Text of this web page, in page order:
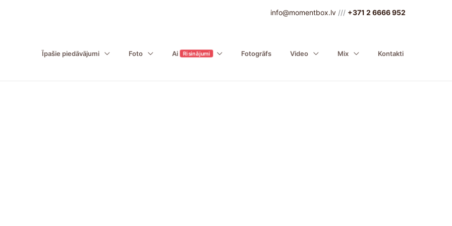
info@momentbox.lv /// +371 2 6666 952
Īpašie piedāvājumi Foto Ai Risinājumi Fotogrāfs Video Mix Kontakti